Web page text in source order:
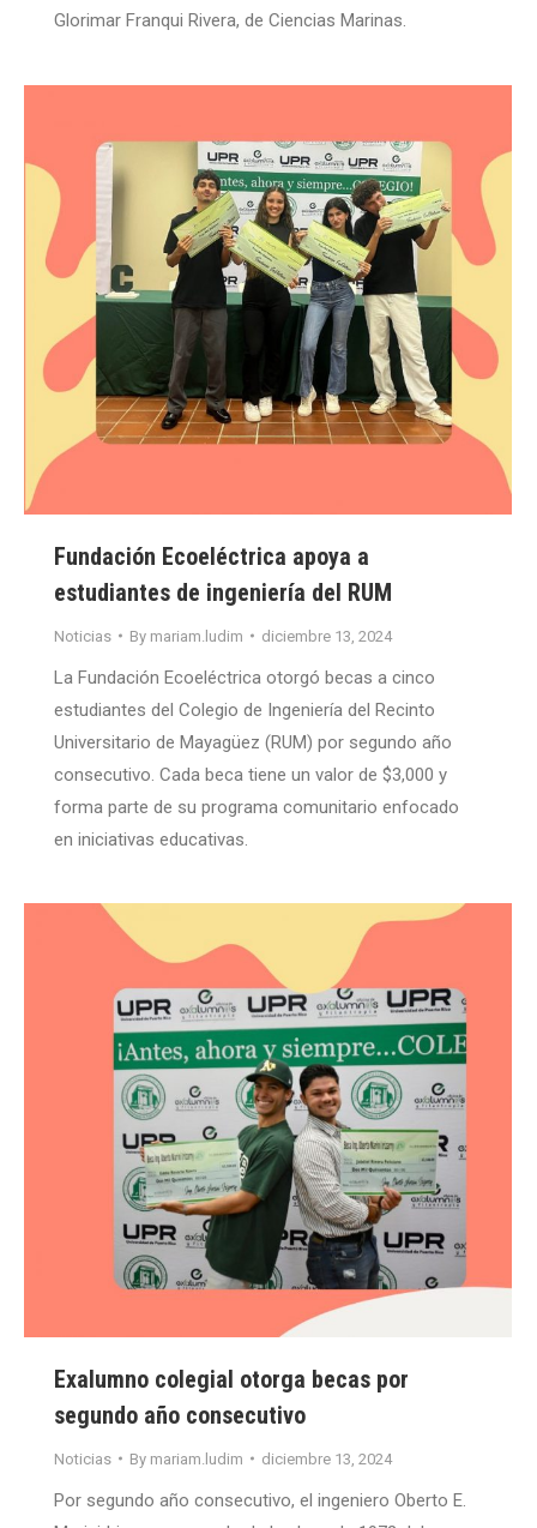
Glorimar Franqui Rivera, de Ciencias Marinas.
Fundación Ecoeléctrica apoya a
estudiantes de ingeniería del RUM
Noticias By mariam.ludim diciembre 13, 2024
La Fundación Ecoeléctrica otorgó becas a cinco
estudiantes del Colegio de Ingeniería del Recinto
Universitario de Mayagüez (RUM) por segundo año
consecutivo. Cada beca tiene un valor de $3,000 y
forma parte de su programa comunitario enfocado
en iniciativas educativas.
Exalumno colegial otorga becas por
segundo año consecutivo
Noticias By mariam.ludim diciembre 13, 2024
Por segundo año consecutivo, el ingeniero Oberto E.